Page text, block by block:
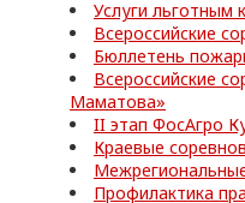
Услуги льготным
Всероссийские
Бюллетень
Всероссийские
Маматова»
II этап ФосАгро
Краевые
Профилактика